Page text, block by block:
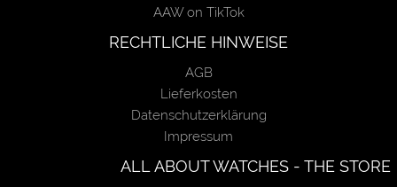
AAW on TikTok
RECHTLICHE HINWEISE
AGB
Lieferkosten
Datenschutzerklärung
Impressum
ALL ABOUT WATCHES - THE STORE